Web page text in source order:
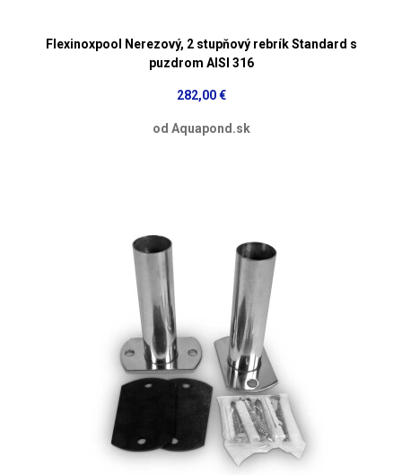
Flexinoxpool Nerezový, 2 stupňový rebrík Standard s
puzdrom AISI 316
282,00 €
od Aquapond.sk